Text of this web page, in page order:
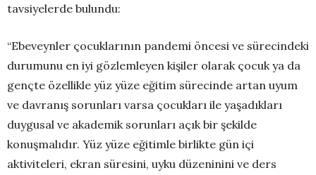
tavsiyelerde bulundu:
“Ebeveynler çocuklarının pandemi öncesi ve sürecindeki
durumunu en iyi gözlemleyen kişiler olarak çocuk ya da
gençte özellikle yüz yüze eğitim sürecinde artan uyum
ve davranış sorunları varsa çocukları ile yaşadıkları
duygusal ve akademik sorunları açık bir şekilde
konuşmalıdır. Yüz yüze eğitimle birlikte gün içi
aktiviteleri, ekran süresini, uyku düzeninini ve ders